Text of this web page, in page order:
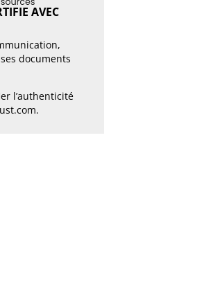
AVEC
documents
l’authenticité
.